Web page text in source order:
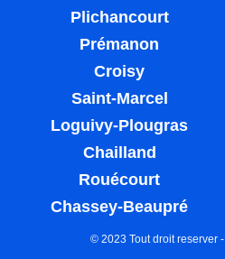
Plichancourt
Prémanon
Croisy
Saint-Marcel
Loguivy-Plougras
Chailland
Rouécourt
Chassey-Beaupré
© 2023 Tout droit reserver -